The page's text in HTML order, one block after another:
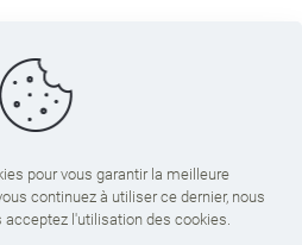
pour vous garantir la meilleure
continuez à utiliser ce dernier, nous
acceptez l'utilisation des cookies.